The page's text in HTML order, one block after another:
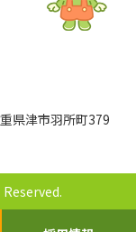
県津市⽻所町379